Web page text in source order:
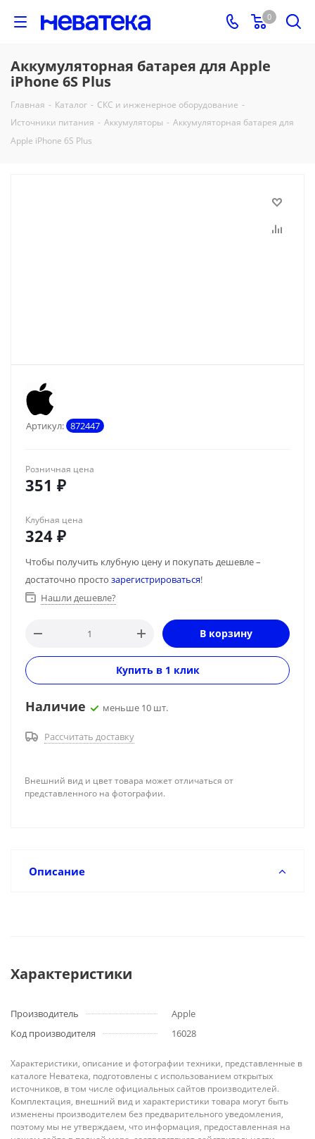
0
Аккумуляторная батарея для Apple
iPhone 6S Plus
Главная - Каталог - СКС и инженерное оборудование -
Источники питания - Аккумуляторы - Аккумуляторная батарея для
Apple iPhone 6S Plus
Артикул: 872447
Розничная цена
351 ₽
Клубная цена
324 ₽
Чтобы получить клубную цену и покупать дешевле –
достаточно просто зарегистрироваться!
Нашли дешевле?
В корзину
Купить в 1 клик
Наличие меньше 10 шт.
Рассчитать доставку
Внешний вид и цвет товара может отличаться от
представленного на фотографии.
Описание
Характеристики
Производитель
Apple
Код производителя
16028
Характеристики, описание и фотографии техники, представленные в
каталоге Неватека, подготовлены с использованием открытых
источников, в том числе официальных сайтов производителей.
Комплектация, внешний вид и характеристики товара могут быть
изменены производителем без предварительного уведомления,
поэтому мы не утверждаем, что информация, предоставленная на